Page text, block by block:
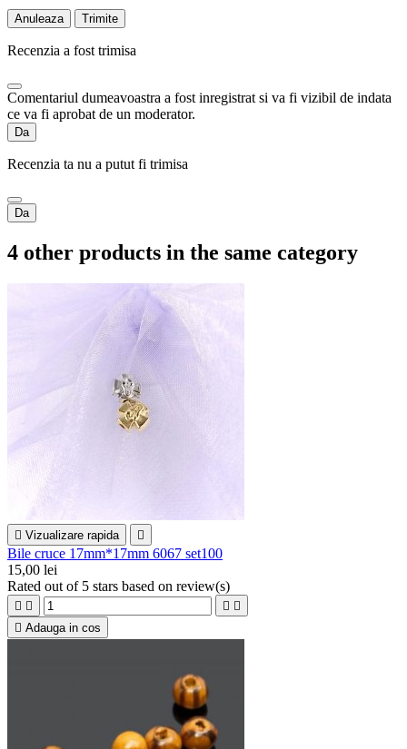
Anuleaza Trimite
Recenzia a fost trimisa
Comentariul dumeavoastra a fost inregistrat si va fi vizibil de indata
ce va fi aprobat de un moderator.
Da
Recenzia ta nu a putut fi trimisa
Da
4 other products in the same category
 Vizualizare rapida 
Bile cruce 17mm*17mm 6067 set100
15,00 lei
Rated out of 5 stars based on review(s)
   
 Adauga in cos